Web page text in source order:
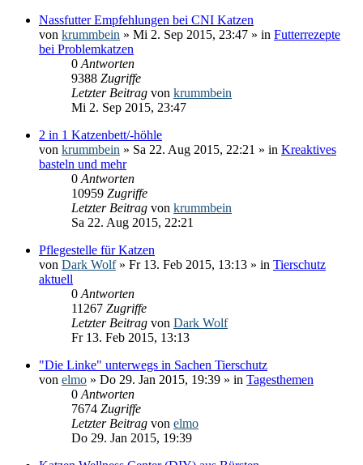
Nassfutter Empfehlungen bei CNI Katzen
von krummbein » Mi 2. Sep 2015, 23:47 » in Futterrezepte
bei Problemkatzen
0 Antworten
9388 Zugriffe
Letzter Beitrag von krummbein
Mi 2. Sep 2015, 23:47
2 in 1 Katzenbett/-höhle
von krummbein » Sa 22. Aug 2015, 22:21 » in Kreaktives
basteln und mehr
0 Antworten
10959 Zugriffe
Letzter Beitrag von krummbein
Sa 22. Aug 2015, 22:21
Pflegestelle für Katzen
von Dark Wolf» Fr 13. Feb 2015, 13:13 » in Tierschutz
aktuell
0 Antworten
11267 Zugriffe
Letzter Beitrag von Dark Wolf
Fr 13. Feb 2015, 13:13
"Die Linke" unterwegs in Sachen Tierschutz
von elmo » Do 29. Jan 2015, 19:39 » in Tagesthemen
0 Antworten
7674 Zugriffe
Letzter Beitrag von elmo
Do 29. Jan 2015, 19:39